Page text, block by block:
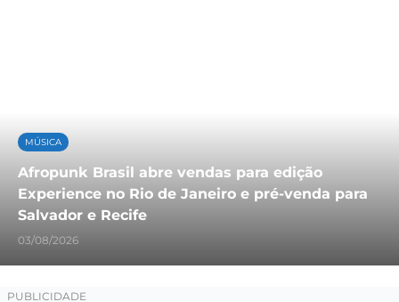
MÚSICA
Afropunk Brasil abre vendas para edição
Experience no Rio de Janeiro e pré-venda para
Salvador e Recife
03/08/2026